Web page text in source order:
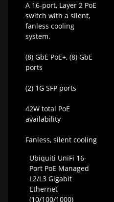
A 16-port, Layer 2 PoE
switch with a silent,
fanless cooling
system.
(8) GbE PoE+, (8) GbE
ports
(2) 1G SFP ports
42W total PoE
availability
Fanless, silent cooling
Ubiquiti UniFi 16-
Port PoE Managed
L2/L3 Gigabit
Ethernet
(10/100/1000)